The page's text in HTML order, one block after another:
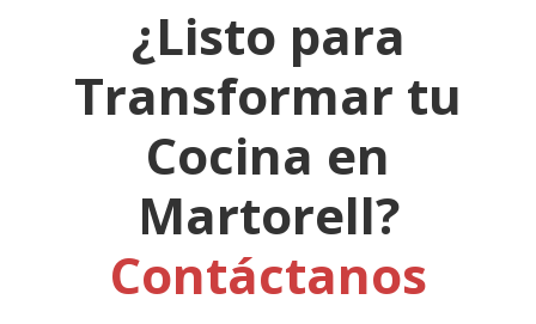
¿Listo para
Transformar tu
Cocina en
Martorell?
Contáctanos